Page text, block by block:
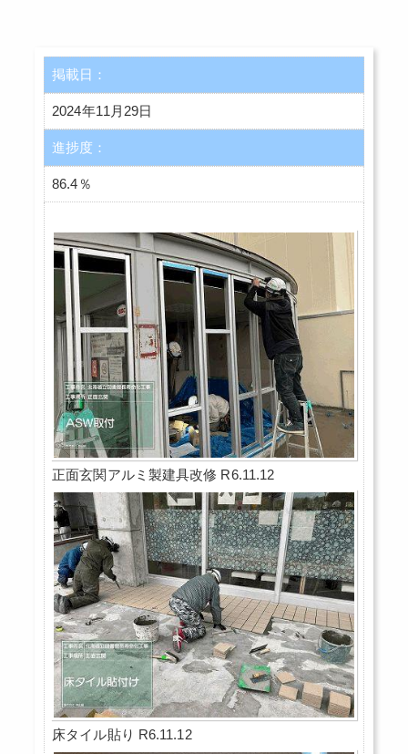
掲載日：
2024年11月29日
進捗度：
86.4％
正面玄関アルミ製建具改修 R6.11.12
床タイル貼り R6.11.12